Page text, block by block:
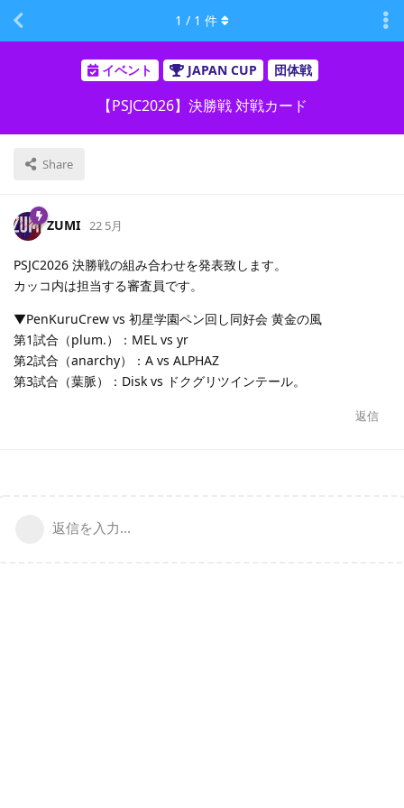
イベント JAPAN CUP 団体戦
【PSJC2026】決勝戦 対戦カード
Share
1 / 1 件
ZUMI 22 5月
PSJC2026 決勝戦の組み合わせを発表致します。
カッコ内は担当する審査員です。
▼PenKuruCrew vs 初星学園ペン回し同好会 黄金の風
第1試合（plum.）：MEL vs yr
第2試合（anarchy）：A vs ALPHAZ
第3試合（葉脈）：Disk vs ドクグリツインテール。
返信
返信を入力...